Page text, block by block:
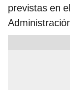
previstas en